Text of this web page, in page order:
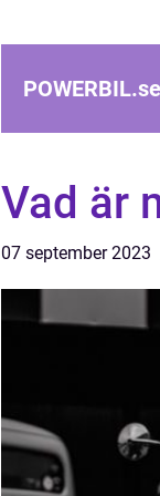
POWERBIL.se
Vad är
07 september 2023